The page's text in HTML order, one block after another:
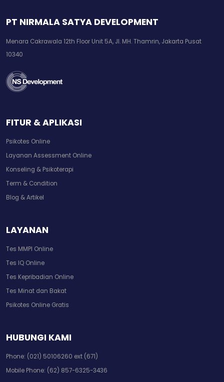
PT NIRMALA SATYA DEVELOPMENT
Menara Cakrawala 12th Floor Unit 5A, Jl. MH. Thamrin, Jakarta Pusat
10340
FITUR & APLIKASI
Psikotes Online
Layanan Assessment Online
Konseling & Psikoterapi
Term & Condition
Blog & Artikel
LAYANAN
Tes MMPI Online
Tes IQ Online
Tes Kepribadian Online
Tes Minat dan Bakat
Psikotes Online Gratis
HUBUNGI KAMI
Phone: (021) 50106260 ext (671)
Mobile Phone: (62) 857-6325-3436